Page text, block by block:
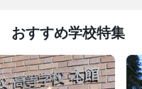
おすすめ学校特集